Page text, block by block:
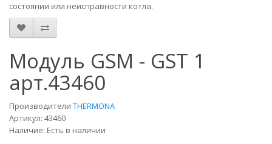
состоянии или неисправности котла.
Модуль GSM - GST 1
арт.43460
Производители THERMONA
Артикул: 43460
Наличие: Есть в наличии